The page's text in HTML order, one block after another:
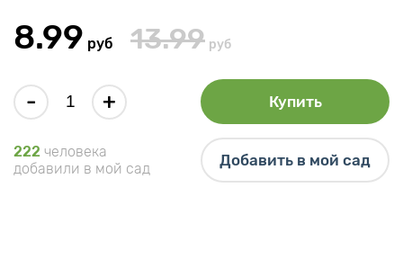
8.99 руб 13.99 руб
- + Купить
222 человека
добавили в мой сад
Добавить в мой сад